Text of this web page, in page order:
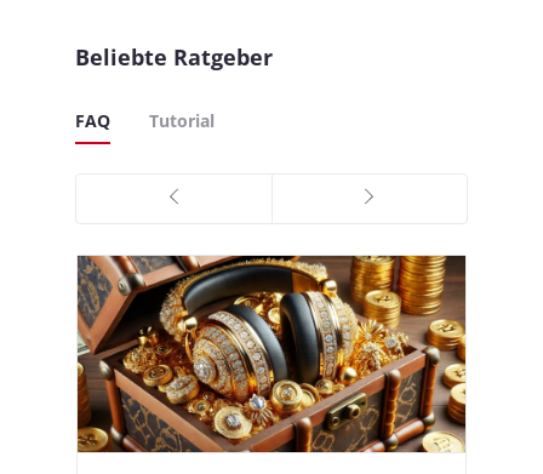
Beliebte Ratgeber
FAQ Tutorial